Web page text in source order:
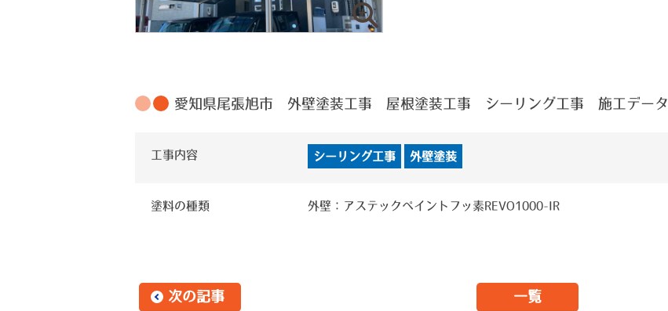
愛知県尾張旭市 外壁塗装工事 屋根塗装工事 シーリング工事 施工データ
工事内容 シーリング工事 外壁塗装
塗料の種類 外壁：アステックペイントフッ素REVO1000-IR
次の記事 一覧